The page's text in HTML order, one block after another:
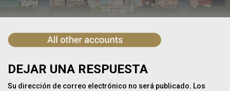
DEJAR UNA RESPUESTA
Su dirección de correo electrónico no será publicado. Los